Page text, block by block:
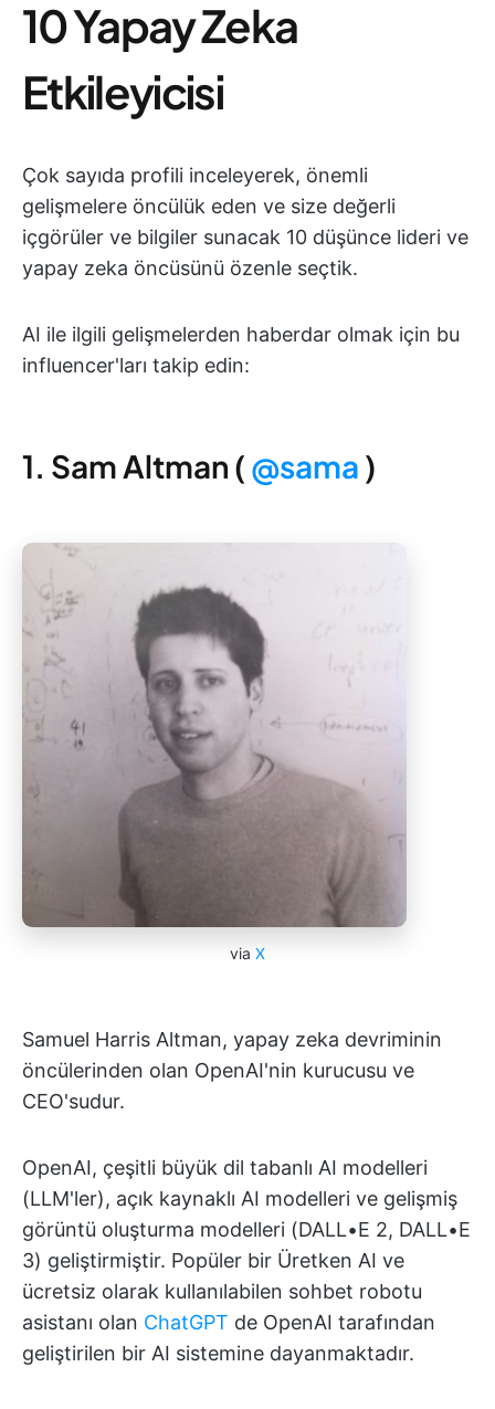
10 Yapay Zeka
Etkileyicisi
Çok sayıda profili inceleyerek, önemli
gelişmelere öncülük eden ve size değerli
içgörüler ve bilgiler sunacak 10 düşünce lideri ve
yapay zeka öncüsünü özenle seçtik.
AI ile ilgili gelişmelerden haberdar olmak için bu
influencer'ları takip edin:
1. Sam Altman ( @sama )
via X
Samuel Harris Altman, yapay zeka devriminin
öncülerinden olan OpenAI'nin kurucusu ve
CEO'sudur.
OpenAI, çeşitli büyük dil tabanlı AI modelleri
(LLM'ler), açık kaynaklı AI modelleri ve gelişmiş
görüntü oluşturma modelleri (DALL•E 2, DALL•E
3) geliştirmiştir. Popüler bir Üretken AI ve
ücretsiz olarak kullanılabilen sohbet robotu
asistanı olan ChatGPT de OpenAI tarafından
geliştirilen bir AI sistemine dayanmaktadır.